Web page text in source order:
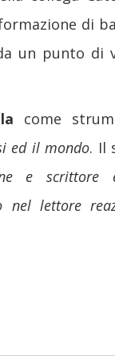
di
un punto di
come
ed il mondo. Il
e scrittore
nel lettore